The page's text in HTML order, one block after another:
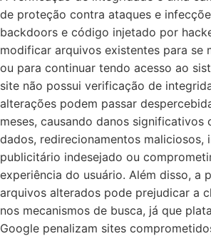
de proteção contra ataques e
backdoors e código injetado por
modificar arquivos existentes para se
ou para continuar tendo acesso ao
site não possui verificação de
alterações podem passar
meses, causando danos significativos
dados, redirecionamentos maliciosos,
publicitário indesejado ou
experiência do usuário. Além disso, a
arquivos alterados pode prejudicar a
nos mecanismos de busca, já que
Google penalizam sites